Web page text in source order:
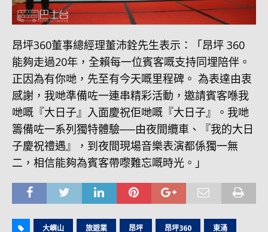
昂坪360董事總經理董沛銓先生表示：「昂坪 360
能夠走過20年，全賴每一位賓客嘅支持同埋陪伴。
正因為有你哋，先至有今天嘅里程碑。 為表達由衷
感謝，我哋準備咗一連串精彩活動，邀請賓客喺我
哋嘅『大日子』入面慶祝佢哋嘅『大日子』。我哋
籌備咗一系列獨特體驗──由夜間纜車、『我的大日
子慶祝禮遇』，到夜間現場音樂表演都係獨一無
二，相信能夠為賓客帶嚟難忘嘅時光。」
大嶼山 旅遊業 昂坪 昂坪360 東涌